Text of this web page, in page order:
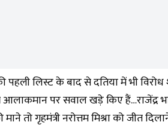
पहली लिस्ट के बाद से दतिया में भी
आलाकमान पर सवाल खड़े किए हैं…राजेंद्र
माने तो गृहमंत्री नरोत्तम मिश्रा को